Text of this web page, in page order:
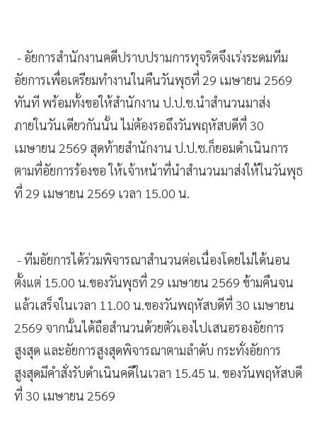
- อัยการสำนักงานคดีปราบปรามการทุจริตจึงเร่งระดมทีม
อัยการเพื่อเตรียมทำงานในคืนวันพุธที่ 29 เมษายน 2569
ทันที พร้อมทั้งขอให้สำนักงาน ป.ป.ช.นำสำนวนมาส่ง
ภายในวันเดียวกันนั้น ไม่ต้องรอถึงวันพฤหัสบดีที่ 30
เมษายน 2569 สุดท้ายสำนักงาน ป.ป.ช.ก็ยอมดำเนินการ
ตามที่อัยการร้องขอ ให้เจ้าหน้าที่นำสำนวนมาส่งให้ในวันพุธ
ที่ 29 เมษายน 2569 เวลา 15.00 น.
- ทีมอัยการได้ร่วมพิจารณาสำนวนต่อเนื่องโดยไม่ได้นอน
ตั้งแต่ 15.00 น.ของวันพุธที่ 29 เมษายน 2569 ข้ามคืนจน
แล้วเสร็จในเวลา 11.00 น.ของวันพฤหัสบดีที่ 30 เมษายน
2569 จากนั้นได้ถือสำนวนด้วยตัวเองไปเสนอรองอัยการ
สูงสุด และอัยการสูงสุดพิจารณาตามลำดับ กระทั่งอัยการ
สูงสุดมีคำสั่งรับดำเนินคดีในเวลา 15.45 น. ของวันพฤหัสบดี
ที่ 30 เมษายน 2569